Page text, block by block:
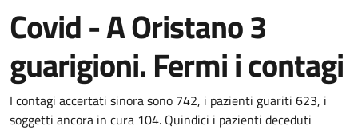
Covid - A Oristano 3
guarigioni. Fermi i contagi
Dettagli della notizia
I contagi accertati sinora sono 742, i pazienti guariti 623, i
soggetti ancora in cura 104. Quindici i pazienti deceduti